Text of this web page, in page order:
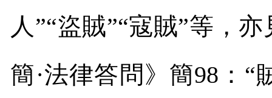
人”“盜賊”“寇賊”等，
簡·法律答問》簡98 ：